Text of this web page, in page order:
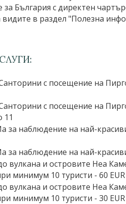
България с директен
в раздел "Полезна
с посещение на
с посещение на
11
за наблюдение на най-
за наблюдение на най-
вулкана и островите Неа
минимум 10 туристи - 60 EUR
вулкана и островите Неа
минимум 10 туристи - 30 EUR